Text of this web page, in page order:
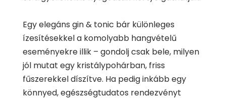
Egy elegáns gin & tonic bár különleges
ízesítésekkel a komolyabb hangvételű
eseményekre illik – gondolj csak bele, milyen
jól mutat egy kristálypohárban, friss
fűszerekkel díszítve. Ha pedig inkább egy
könnyed, egészségtudatos rendezvényt